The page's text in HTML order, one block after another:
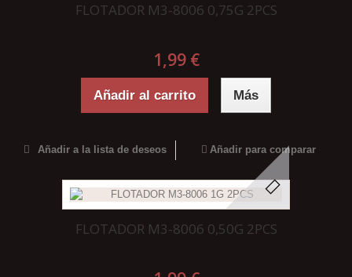
FLOTADOR M3-8006 0,75G 2PCS
1,99 €
Añadir al carrito Más
Añadir a la lista de deseos Añadir para comparar
FLOTADOR M3-8006 0,50G 2PCS